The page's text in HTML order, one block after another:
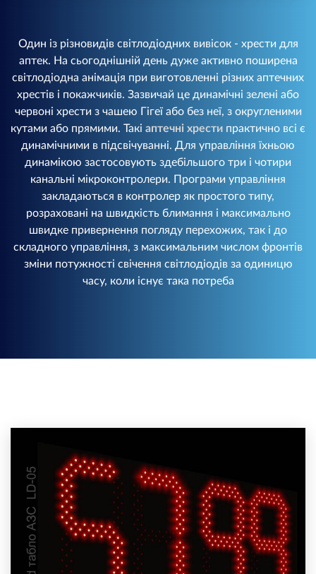
Один із різновидів світлодіодних вивісок - хрести для
аптек. На сьогоднішній день дуже активно поширена
світлодіодна анімація при виготовленні різних аптечних
хрестів і покажчиків. Зазвичай це динамічні зелені або
червоні хрести з чашею Гігеї або без неї, з округленими
кутами або прямими. Такі аптечні хрести практично всі є
динамічними в підсвічуванні. Для управління їхньою
динамікою застосовують здебільшого три і чотири
канальні мікроконтролери. Програми управління
закладаються в контролер як простого типу,
розраховані на швидкість блимання і максимально
швидке привернення погляду перехожих, так і до
складного управління, з максимальним числом фронтів
зміни потужності свічення світлодіодів за одиницю
часу, коли існує така потреба